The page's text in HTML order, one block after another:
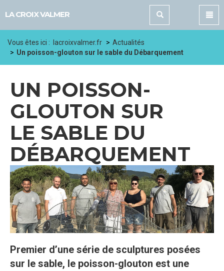
LA CROIX VALMER
Vous êtes ici : lacroixvalmer.fr
Actualités
Un poisson-glouton sur le sable du Débarquement
UN POISSON-
GLOUTON SUR
LE SABLE DU
DÉBARQUEMENT
Premier d’une série de sculptures posées
sur le sable, le poisson-glouton est une